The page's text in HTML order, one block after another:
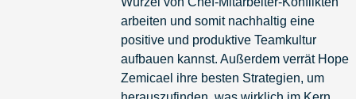
arbeiten und somit nachhaltig eine
positive und produktive Teamkultur
aufbauen kannst. Außerdem verrät Hope
Zemicael ihre besten Strategien, um